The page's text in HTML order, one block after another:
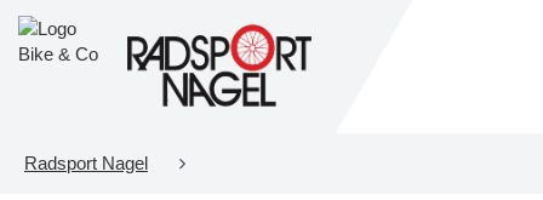
Radsport Nagel